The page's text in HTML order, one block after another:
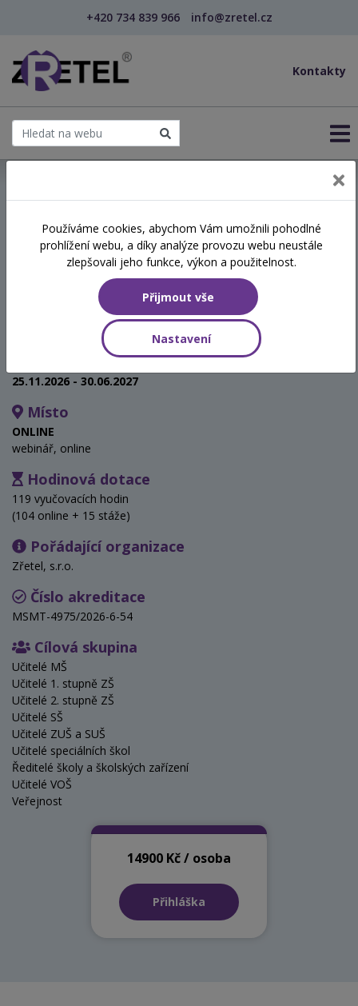
+420 734 839 966 info@zretel.cz
Kontakty
kvalifikační vzdělávání šablony
Studium pro ředitele škol a
školských zařízení -
kombinované
25.11.2026 - 30.06.2027
Místo
ONLINE
webinář, online
Hodinová dotace
119 vyučovacích hodin
(104 online + 15 stáže)
Pořádající organizace
Zřetel, s.r.o.
Číslo akreditace
MSMT-4975/2026-6-54
Cílová skupina
Učitelé MŠ
Učitelé 1. stupně ZŠ
Učitelé 2. stupně ZŠ
Učitelé SŠ
Učitelé ZUŠ a SUŠ
Učitelé speciálních škol
Ředitelé školy a školských zařízení
Učitelé VOŠ
Veřejnost
14900 Kč / osoba
Přihláška
Používáme cookies, abychom Vám umožnili pohodlné
prohlížení webu, a díky analýze provozu webu neustále
zlepšovali jeho funkce, výkon a použitelnost.
Přijmout vše
Nastavení